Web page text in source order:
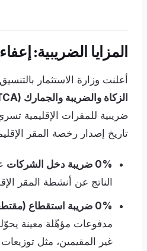
المزايا الضريبية: إعفاء
أعلنت وزارة الاستثمار
الزكاة والضريبة والجمارك (ZATCA)
ضريبية للمقرات الإقليمية
تاريخ إصدار رخصة المقر
0% ضريبة دخل الشركات
الناتج عن أنشطة المقر
0% ضريبة استقطاع (مقتطعة من المنبع)
مدفوعات مؤهّلة معينة
غير المقيمين، مثل